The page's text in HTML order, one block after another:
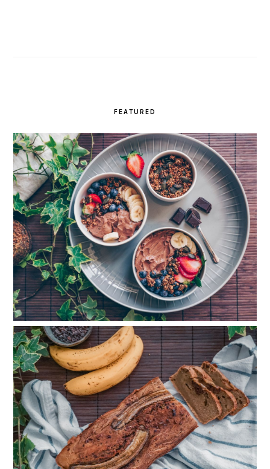
FEATURED